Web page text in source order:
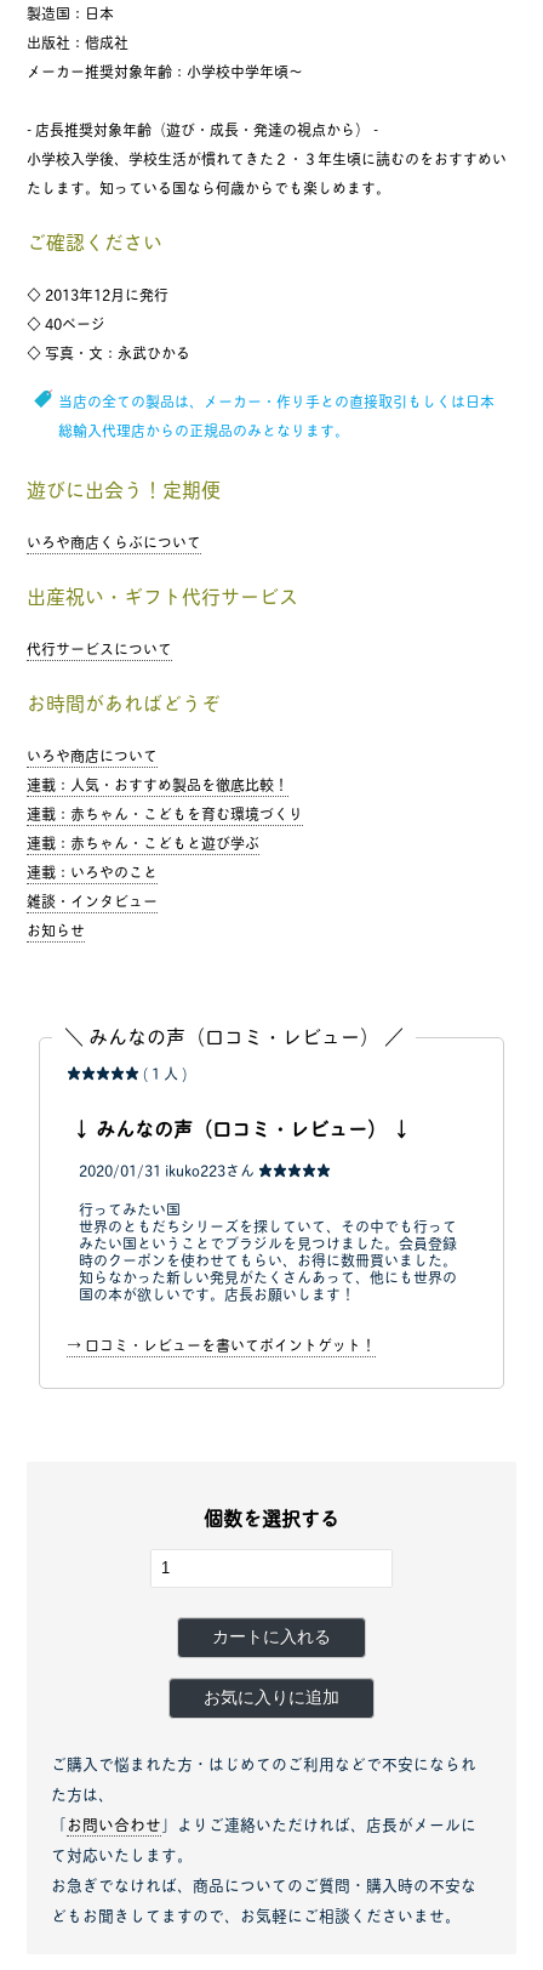
製造国：日本
出版社：偕成社
メーカー推奨対象年齢：小学校中学年頃〜
- 店長推奨対象年齢（遊び・成長・発達の視点から） -
小学校入学後、学校生活が慣れてきた２・３年生頃に読むのをおすすめい
たします。知っている国なら何歳からでも楽しめます。
ご確認ください
◇ 2013年12月に発行
◇ 40ページ
◇ 写真・文：永武ひかる
当店の全ての製品は、メーカー・作り手との直接取引もしくは日本
総輸入代理店からの正規品のみとなります。
遊びに出会う！定期便
いろや商店くらぶについて
出産祝い・ギフト代行サービス
代行サービスについて
お時間があればどうぞ
いろや商店について
連載：人気・おすすめ製品を徹底比較！
連載：赤ちゃん・こどもを育む環境づくり
連載：赤ちゃん・こどもと遊び学ぶ
連載：いろやのこと
雑談・インタビュー
お知らせ
＼ みんなの声（口コミ・レビュー） ／
★★★★★( 1 人 )
↓ みんなの声（口コミ・レビュー） ↓
2020/01/31 ikuko223さん ★★★★★
行ってみたい国
世界のともだちシリーズを探していて、その中でも行って
みたい国ということでブラジルを見つけました。会員登録
時のクーポンを使わせてもらい、お得に数冊買いました。
知らなかった新しい発見がたくさんあって、他にも世界の
国の本が欲しいです。店長お願いします！
→ 口コミ・レビューを書いてポイントゲット！
個数を選択する
カートに入れる
お気に入りに追加
ご購入で悩まれた方・はじめてのご利用などで不安になられ
た方は、
「お問い合わせ 」よりご連絡いただければ、店長がメールに
て対応いたします。
お急ぎでなければ、商品についてのご質問・購入時の不安な
どもお聞きしてますので、お気軽にご相談くださいませ。